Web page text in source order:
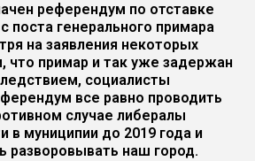
референдум по отставке
поста генерального примара
на заявления некоторых
что примар и так уже задержан
социалисты
все равно проводить
случае либералы
в муниципии до 2019 года и
разворовывать наш город.